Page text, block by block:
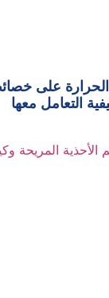
الحرارة على
التعامل معها